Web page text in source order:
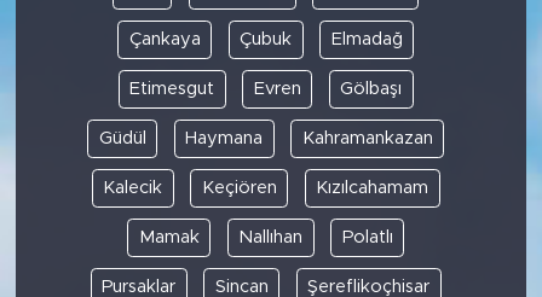
Çankaya Çubuk Elmadağ
Etimesgut Evren Gölbaşı
Güdül Haymana Kahramankazan
Kalecik Keçiören Kızılcahamam
Mamak Nallıhan Polatlı
Pursaklar Sincan Şereflikoçhisar